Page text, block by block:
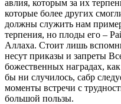
авлия, которым за их
которые более других
должны служить нам
терпения, но плоды его –
Аллаха. Стоит лишь
несут приказы и запреты
божественных наградах,
бы ни случилось, сабр
моменты встречи с
большой пользы.